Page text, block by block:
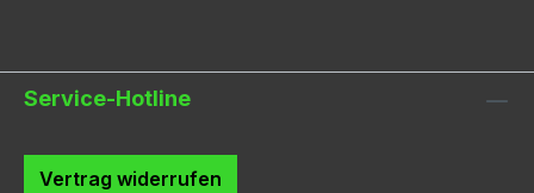
Service-Hotline
Vertrag widerrufen